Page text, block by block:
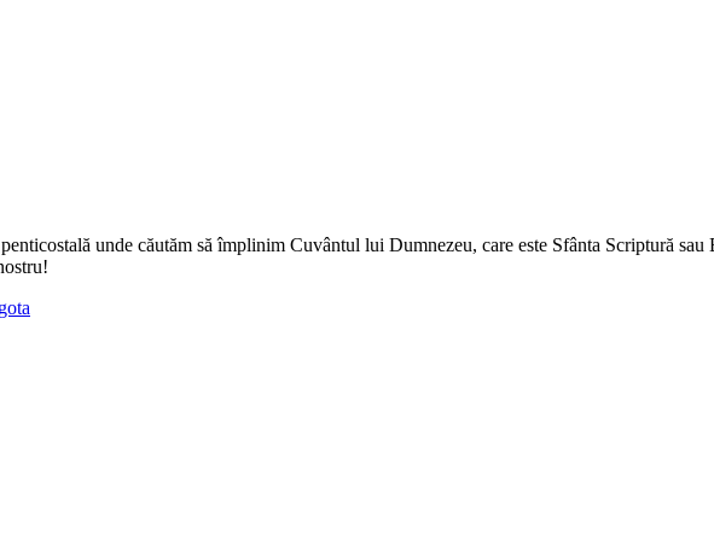
unde căutăm să împlinim Cuvântul lui Dumnezeu, care este Sfânta Scriptură